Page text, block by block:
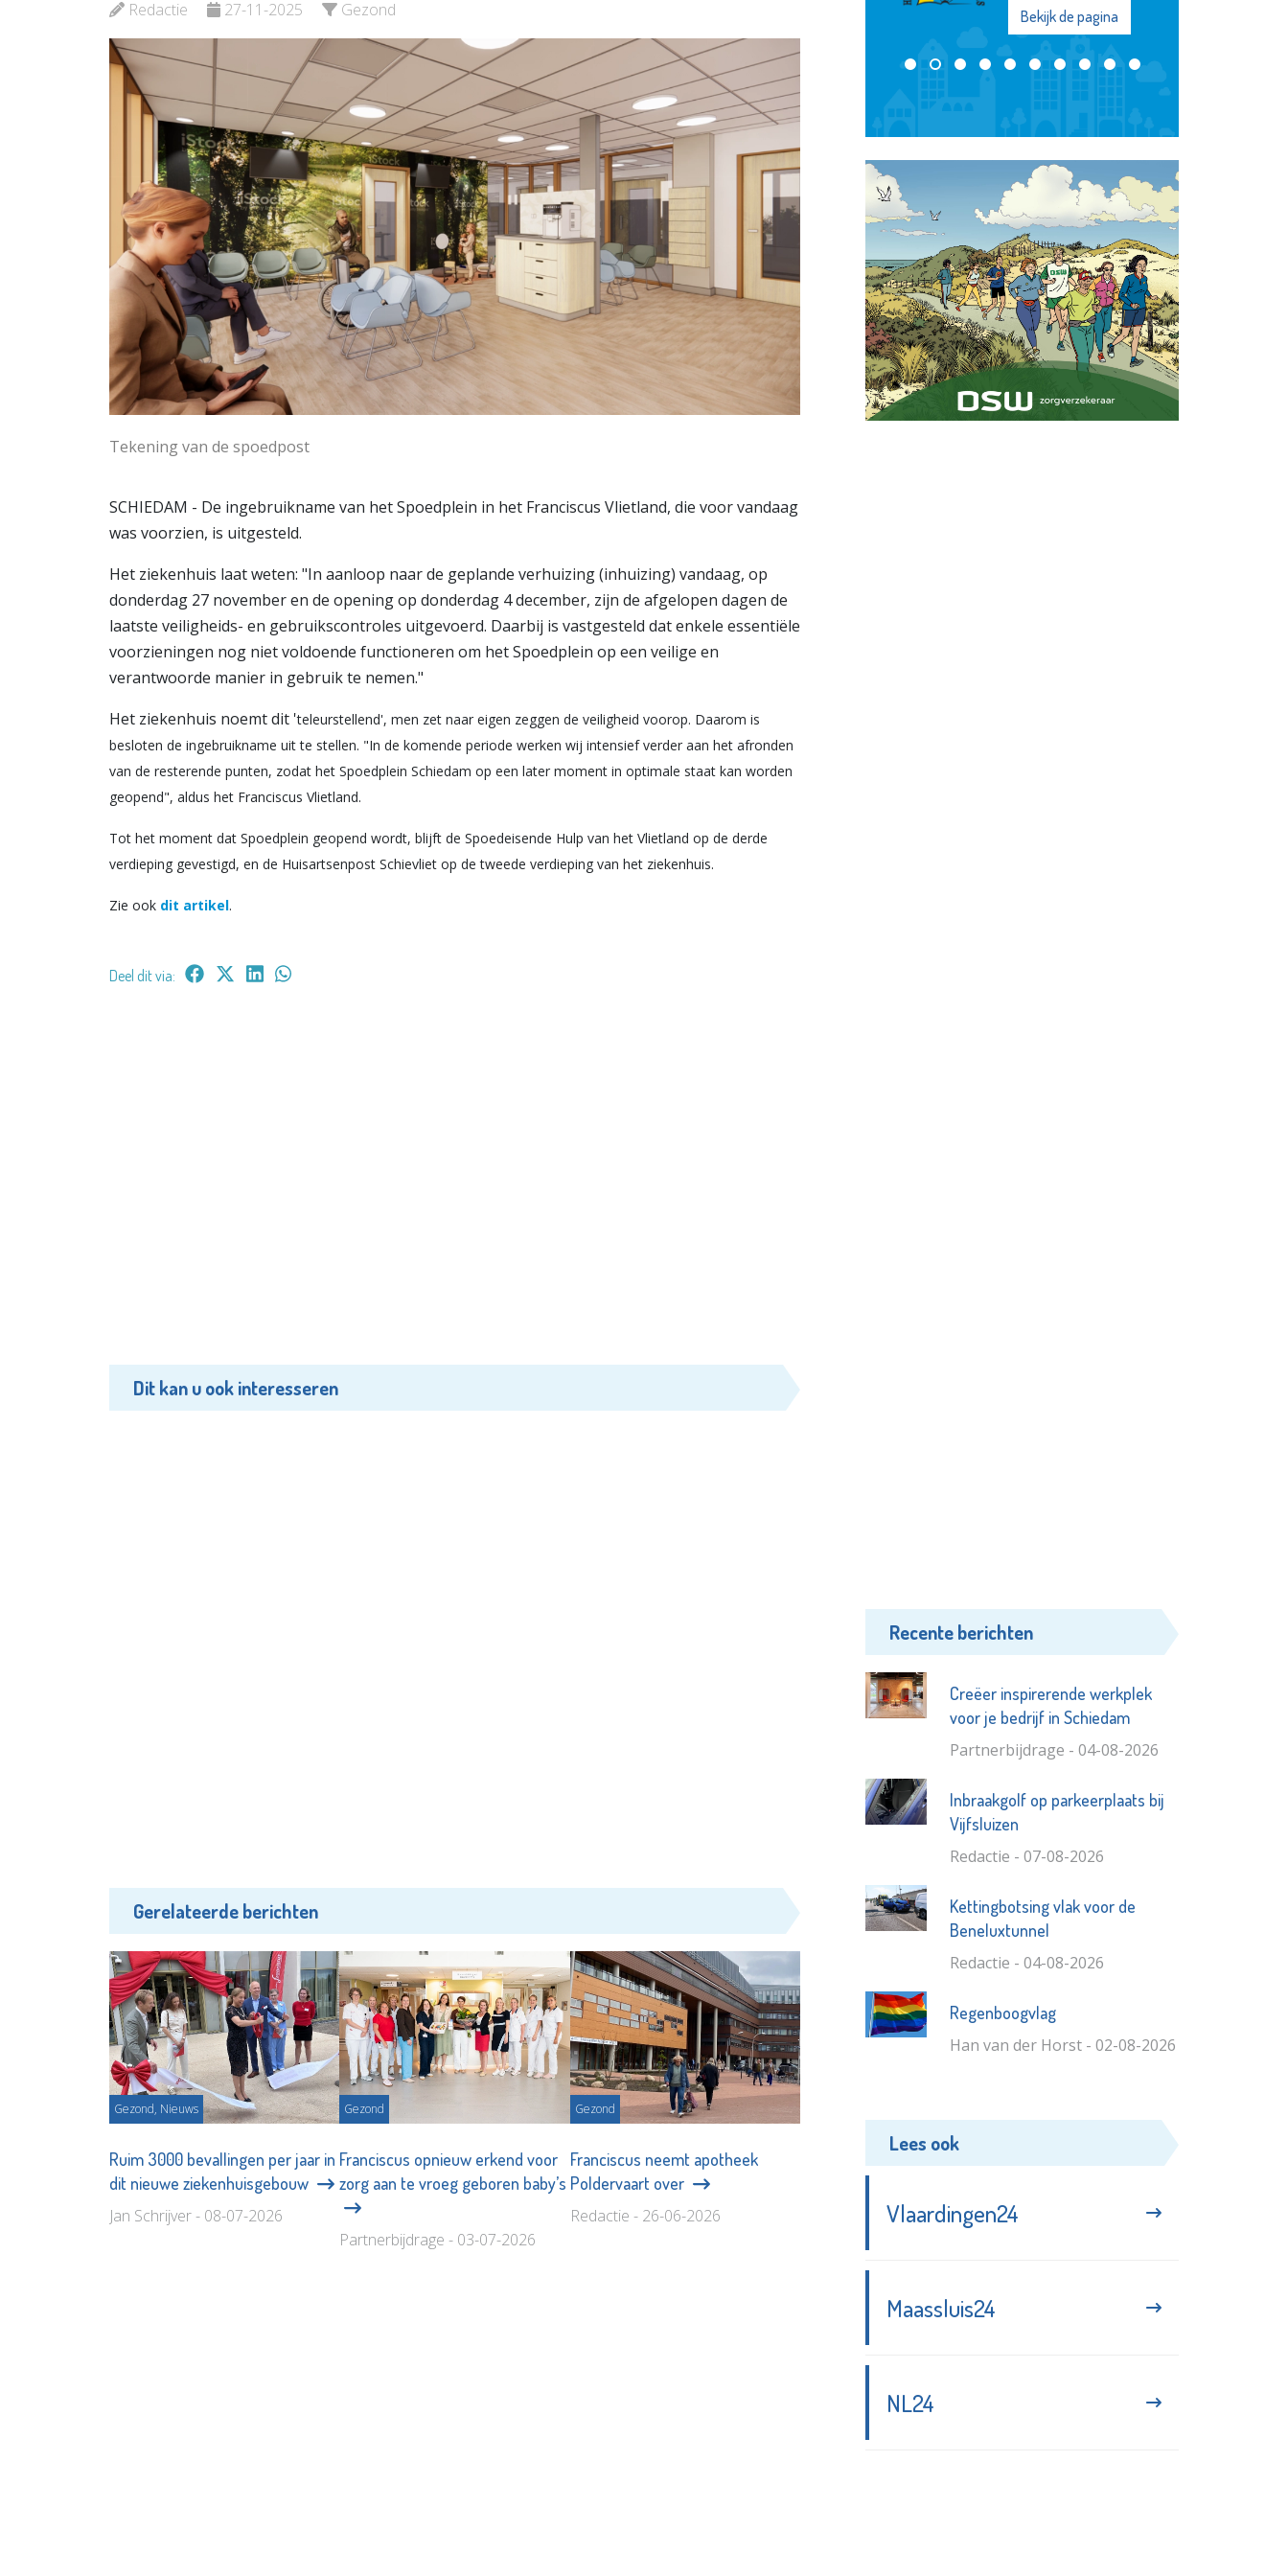
Redactie 27-11-2025 Gezond
Tekening van de spoedpost
SCHIEDAM - De ingebruikname van het Spoedplein in het Franciscus Vlietland, die voor vandaag
was voorzien, is uitgesteld.
Het ziekenhuis laat weten: "In aanloop naar de geplande verhuizing (inhuizing) vandaag, op
donderdag 27 november en de opening op donderdag 4 december, zijn de afgelopen dagen de
laatste veiligheids- en gebruikscontroles uitgevoerd. Daarbij is vastgesteld dat enkele essentiële
voorzieningen nog niet voldoende functioneren om het Spoedplein op een veilige en
verantwoorde manier in gebruik te nemen."
Het ziekenhuis noemt dit 'teleurstellend', men zet naar eigen zeggen de veiligheid voorop. Daarom is
besloten de ingebruikname uit te stellen. "In de komende periode werken wij intensief verder aan het afronden
van de resterende punten, zodat het Spoedplein Schiedam op een later moment in optimale staat kan worden
geopend", aldus het Franciscus Vlietland.
Tot het moment dat Spoedplein geopend wordt, blijft de Spoedeisende Hulp van het Vlietland op de derde
verdieping gevestigd, en de Huisartsenpost Schievliet op de tweede verdieping van het ziekenhuis.
Zie ook dit artikel.
Deel dit via:
Dit kan u ook interesseren
Gerelateerde berichten
Gezond, Nieuws
Ruim 3000 bevallingen per jaar in
dit nieuwe ziekenhuisgebouw
Jan Schrijver - 08-07-2026
Gezond
Franciscus opnieuw erkend voor
zorg aan te vroeg geboren baby’s
Partnerbijdrage - 03-07-2026
Gezond
Franciscus neemt apotheek
Poldervaart over
Redactie - 26-06-2026
Bekijk de pagina
Bekijk de pagina
Bekijk de pagina
Recente berichten
Creëer inspirerende werkplek
voor je bedrijf in Schiedam
Partnerbijdrage - 04-08-2026
Inbraakgolf op parkeerplaats bij
Vijfsluizen
Redactie - 07-08-2026
Kettingbotsing vlak voor de
Beneluxtunnel
Redactie - 04-08-2026
Regenboogvlag
Han van der Horst - 02-08-2026
Lees ook
Vlaardingen24
Maassluis24
NL24